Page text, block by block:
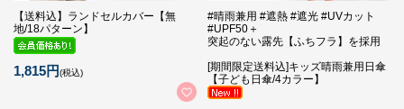
【送料込】ランドセルカバー【無
地/18パターン】
1,815円(税込)
#晴雨兼用 #遮熱 #遮光 #UVカット
#UPF50＋
突起のない露先【ふちフラ】を採用
[期間限定送料込]キッズ晴雨兼用日傘
【子ども日傘/4カラー】